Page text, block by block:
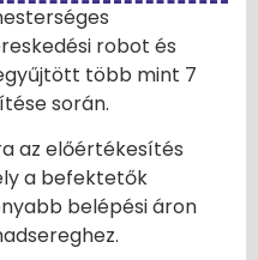
robot és
több mint 7
során.
az előértékesítés
a befektetők
belépési áron